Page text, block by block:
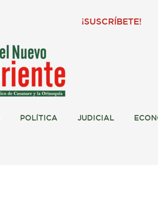
¡SUSCRÍBETE!
POLÍTICA JUDICIAL